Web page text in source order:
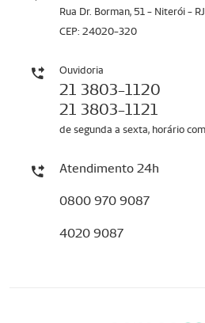
Rua Dr. Borman, 51 - Niterói - RJ
CEP: 24020-320
Ouvidoria
21 3803-1120
21 3803-1121
de segunda a sexta, horário
Atendimento 24h
0800 970 9087
4020 9087